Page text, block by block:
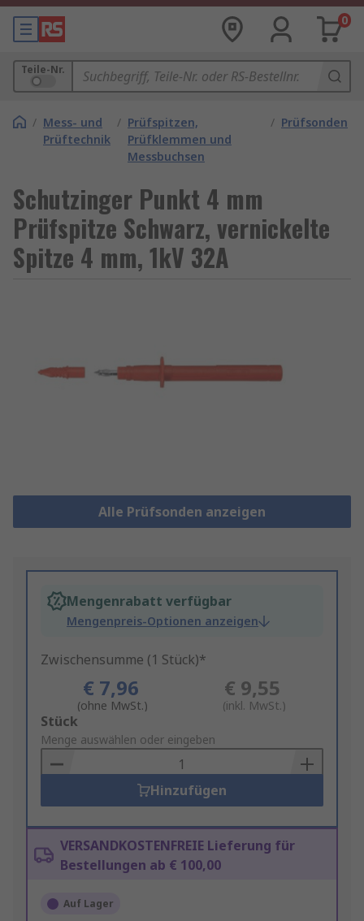
0
Teile-Nr.
/ Mess- und
Prüftechnik
/ Prüfspitzen,
Prüfklemmen und
Messbuchsen
/ Prüfsonden
Schutzinger Punkt 4 mm
Prüfspitze Schwarz, vernickelte
Spitze 4 mm, 1kV 32A
Alle Prüfsonden anzeigen
Mengenrabatt verfügbar
Mengenpreis-Optionen anzeigen
Zwischensumme (1 Stück)*
€ 7,96
(ohne MwSt.)
€ 9,55
(inkl. MwSt.)
Add
to
Basket
Stück
Menge auswählen oder eingeben
Hinzufügen
VERSANDKOSTENFREIE Lieferung für
Bestellungen ab € 100,00
Auf Lager